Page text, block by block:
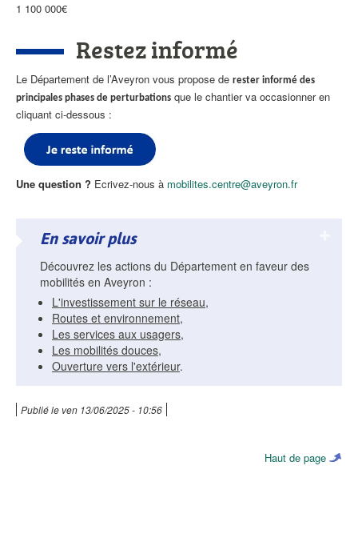
1 100 000€
Restez informé
Le Département de l’Aveyron vous propose de rester informé des
principales phases de perturbations que le chantier va occasionner en
cliquant ci-dessous :
Une question ? Ecrivez-nous à mobilites.centre@aveyron.fr
En savoir plus
Découvrez les actions du Département en faveur des
mobilités en Aveyron :
L'investissement sur le réseau,
Routes et environnement,
Les services aux usagers,
Les mobilités douces,
Ouverture vers l'extérieur.
Publié le ven 13/06/2025 - 10:56
Haut de page